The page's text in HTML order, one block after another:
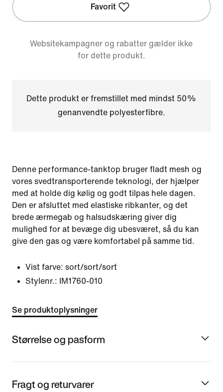
Favorit
Websitekampagner og rabatter gælder ikke
for dette produkt.
Dette produkt er fremstillet med mindst 50%
genanvendte polyesterfibre.
Denne performance-tanktop bruger fladt mesh og
vores svedtransporterende teknologi, der hjælper
med at holde dig kølig og godt tilpas hele dagen.
Den er afsluttet med elastiske ribkanter, og det
brede ærmegab og halsudskæring giver dig
mulighed for at bevæge dig ubesværet, så du kan
give den gas og være komfortabel på samme tid.
Vist farve: sort/sort/sort
Stylenr.:
IM1760-010
Se produktoplysninger
Størrelse og pasform
Fragt og returvarer